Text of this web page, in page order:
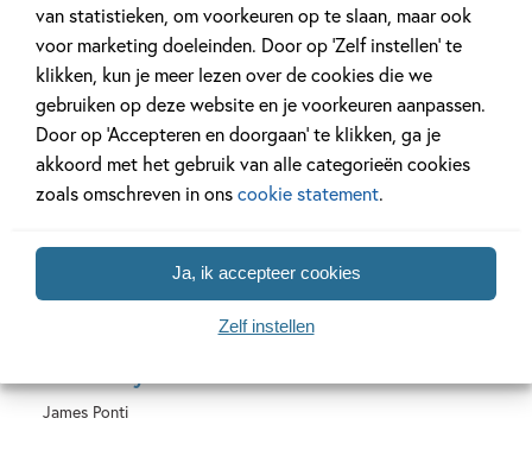
van statistieken, om voorkeuren op te slaan, maar ook
voor marketing doeleinden. Door op ‘Zelf instellen’ te
klikken, kun je meer lezen over de cookies die we
gebruiken op deze website en je voorkeuren aanpassen.
Door op ‘Accepteren en doorgaan’ te klikken, ga je
akkoord met het gebruik van alle categorieën cookies
zoals omschreven in onscookie statement.
Ja, ik accepteer cookies
Zelf instellen
Hardcover
James Ponti
18,99